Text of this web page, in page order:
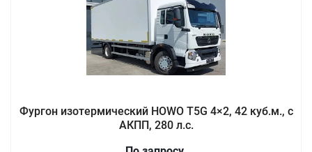
Фургон изотермический HOWO T5G 4×2, 42 куб.м., с
АКПП, 280 л.с.